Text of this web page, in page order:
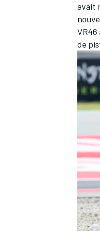
avait
VR46
de